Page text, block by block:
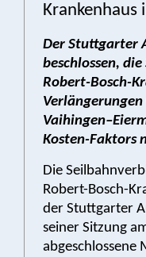
Krankenhaus
Der Stuttgarter
beschlossen,
Robert-Bosch-
Kosten-Faktors
Die
Robert-Bosch-
der Stuttgarter
seiner Sitzung
abgeschlossene